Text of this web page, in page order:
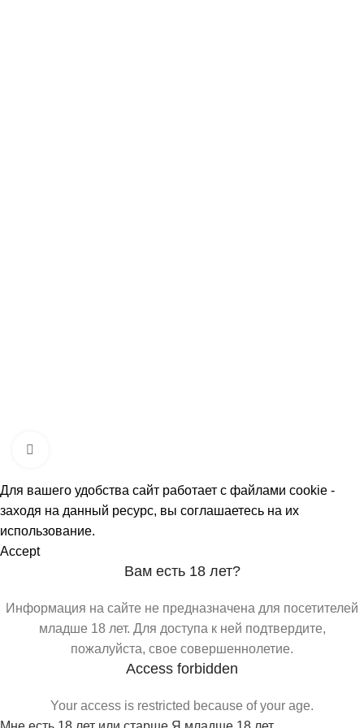
Для вашего удобства сайт работает с файлами cookie -
заходя на данный ресурс, вы соглашаетесь на их
использование.
Accept
Вам есть 18 лет?
Информация на сайте не предназначена для посетителей
младше 18 лет. Для доступа к ней подтвердите,
пожалуйста, свое совершеннолетие.
Access forbidden
Your access is restricted because of your age.